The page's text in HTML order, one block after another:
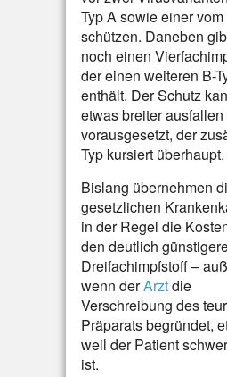
Typ A sowie einer vom
schützen. Daneben
noch einen
der einen weiteren B-
enthält. Der Schutz
etwas breiter ausfallen
vorausgesetzt, der
Typ kursiert überhaupt.
Bislang übernehmen
gesetzlichen
in der Regel die
den deutlich
Dreifachimpfstoff –
wenn derArztdie
Verschreibung des
Präparats begründet,
weil der Patient
ist.